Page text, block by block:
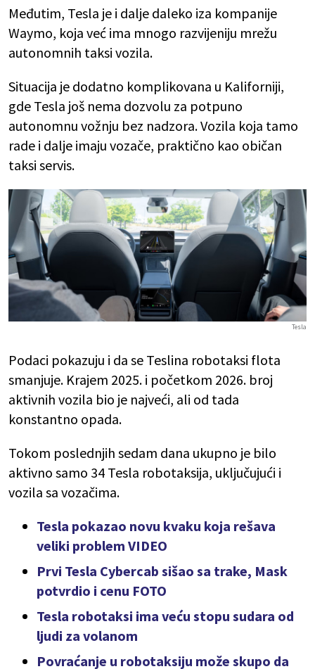
Međutim, Tesla je i dalje daleko iza kompanije
Waymo, koja već ima mnogo razvijeniju mrežu
autonomnih taksi vozila.
Situacija je dodatno komplikovana u Kaliforniji,
gde Tesla još nema dozvolu za potpuno
autonomnu vožnju bez nadzora. Vozila koja tamo
rade i dalje imaju vozače, praktično kao običan
taksi servis.
Tesla
Podaci pokazuju i da se Teslina robotaksi flota
smanjuje. Krajem 2025. i početkom 2026. broj
aktivnih vozila bio je najveći, ali od tada
konstantno opada.
Tokom poslednjih sedam dana ukupno je bilo
aktivno samo 34 Tesla robotaksija, uključujući i
vozila sa vozačima.
Tesla pokazao novu kvaku koja rešava
veliki problem VIDEO
Prvi Tesla Cybercab sišao sa trake, Mask
potvrdio i cenu FOTO
Tesla robotaksi ima veću stopu sudara od
ljudi za volanom
Povraćanje u robotaksiju može skupo da